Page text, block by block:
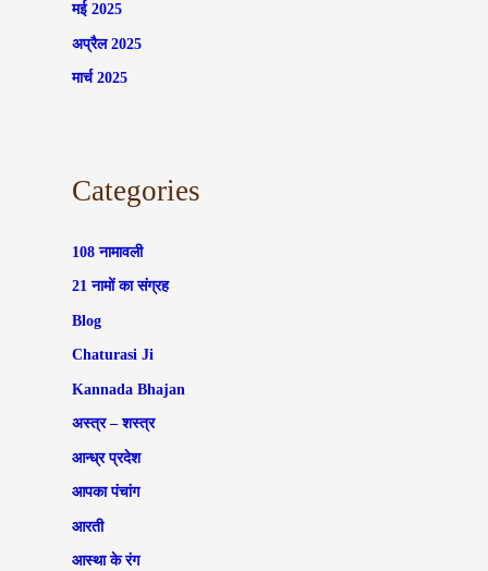
मई 2025
अप्रैल 2025
मार्च 2025
Categories
108 नामावली
21 नामों का संग्रह
Blog
Chaturasi Ji
Kannada Bhajan
अस्त्र – शस्त्र
आन्ध्र प्रदेश
आपका पंचांग
आरती
आस्था के रंग